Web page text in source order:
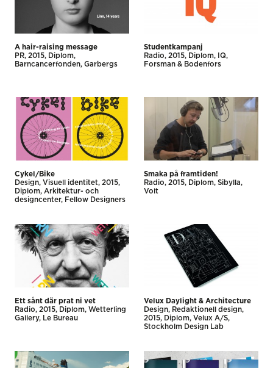
A hair-raising message
PR 2015
Diplom
Barncancerfonden Garbergs
Studentkampanj
Radio
2015 Diplom
IQ
Forsman & Bodenfors
Cykel/Bike
Design Visuell identitet 2015
Diplom
Arkitektur- och
designcenter
Fellow Designers
Smaka på framtiden!
Radio
2015 Diplom Sibylla
Volt
Ett sånt där prat ni vet
Radio
2015 Diplom Wetterling
Gallery
Le Bureau
Velux Daylight & Architecture
Design
Redaktionell design
2015
Diplom Velux A/S
Stockholm Design Lab